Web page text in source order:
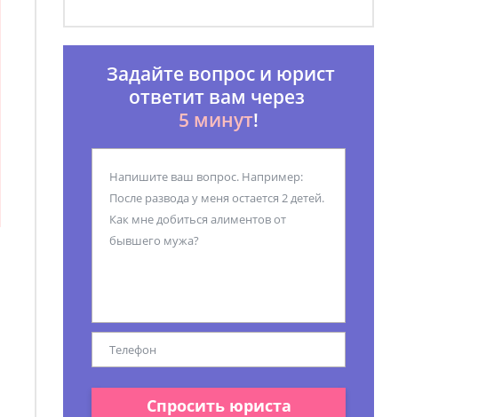
Задайте вопрос и юрист
ответит вам через
5 минут!
Спросить юриста